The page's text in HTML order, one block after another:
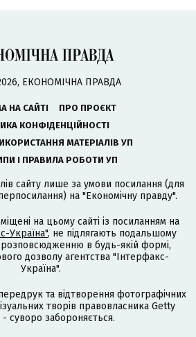
ЕКОНОМІЧНА ПРАВДА
НА САЙТІ
ПРО ПРОЄКТ
КОНФІДЕНЦІЙНОСТІ
МАТЕРІАЛІВ УП
І ПРАВИЛА РОБОТИ УП
сайту лише за умови посилання (для
на "Економічну правду".
на цьому сайті із посиланням на
Україна", не підлягають подальшому
в будь-якій формі,
дозволу агентства "Інтерфакс-
Україна".
та відтворення фотографічних
творів правовласника Getty
суворо забороняється.